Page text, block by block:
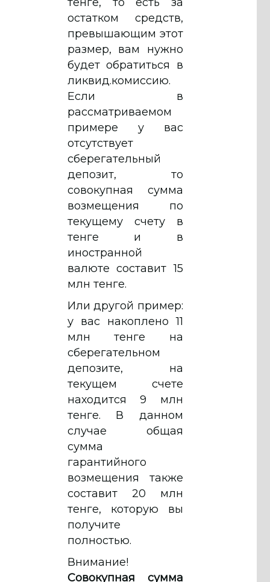
остатком средств,
превышающим этот
размер, вам нужно
будет обратиться в
ликвид.комиссию.
Если в
рассматриваемом
примере у вас
отсутствует
сберегательный
депозит, то
совокупная сумма
возмещения по
текущему счету в
тенге и в
иностранной
валюте составит 15
млн тенге.
Или другой пример:
у вас накоплено 11
млн тенге на
сберегательном
депозите, на
текущем счете
находится 9 млн
тенге. В данном
случае общая
сумма
гарантийного
возмещения также
составит 20 млн
тенге, которую вы
получите
полностью.
Внимание!
Совокупная сумма